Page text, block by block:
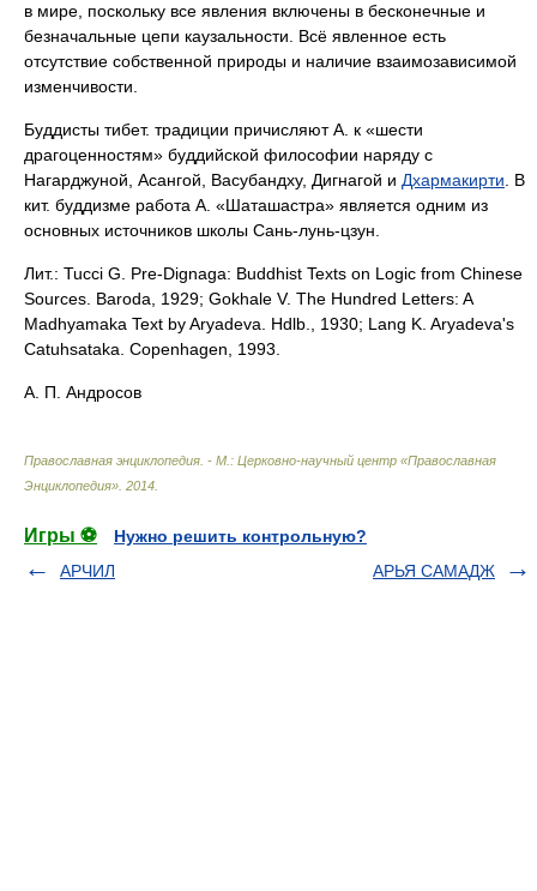
в мире, поскольку все явления включены в бесконечные и
безначальные цепи каузальности. Всё явленное есть
отсутствие собственной природы и наличие взаимозависимой
изменчивости.
Буддисты тибет. традиции причисляют А. к «шести
драгоценностям» буддийской философии наряду с
Нагарджуной, Асангой, Васубандху, Дигнагой и Дхармакирти . В
кит. буддизме работа А. «Шаташастра» является одним из
основных источников школы Сань-лунь-цзун.
Лит.: Tucci G. Pre-Dignaga: Buddhist Texts on Logic from Chinese
Sources. Baroda, 1929; Gokhale V. The Hundred Letters: A
Madhyamaka Text by Aryadeva. Hdlb., 1930; Lang K. Aryadeva's
Catuhsataka. Copenhagen, 1993.
А. П. Андросов
Православная энциклопедия. - М.: Церковно-научный центр «Православная
Энциклопедия» 2014
Игры ⚽
Нужно решить контрольную?
АРЧИЛ
АРЬЯ САМАДЖ